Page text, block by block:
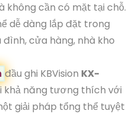
không cần có mặt tại chỗ.
dễ dàng lắp đặt trong
cửa hàng, nhà kho
đầu ghi KBVision KX-
khả năng tương thích với
giải pháp tổng thể tuyệt